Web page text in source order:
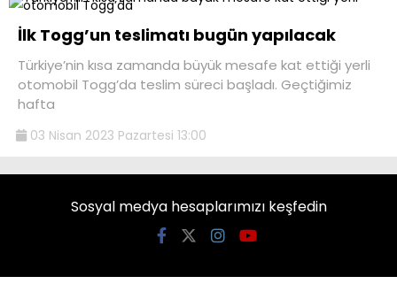
İlk Togg’un teslimatı bugün yapılacak
Türkiye’nin kısa zamanda büyük mesafe kat ettiği yerli
otomobil Togg’da teslim süreci başladı. Geçtiğimiz
hafta
03 Nisan 2023 Pazartesi 13:00
Sosyal medya hesaplarımızı keşfedin